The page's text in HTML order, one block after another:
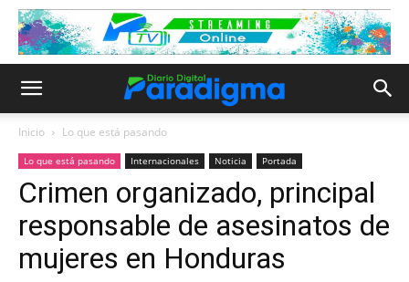
Inicio Lo que está pasando
Lo que está pasando Internacionales Noticia Portada
Crimen organizado, principal
responsable de asesinatos de
mujeres en Honduras